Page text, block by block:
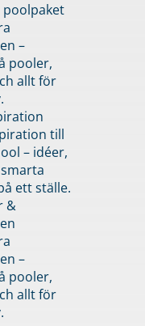
–
pooler,
allt för
till
– idéer,
ett ställe.
&
–
pooler,
allt för